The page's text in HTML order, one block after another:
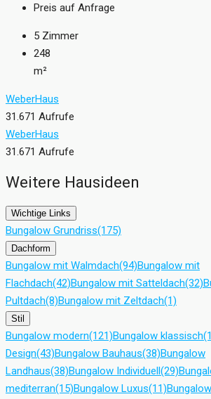
Preis auf Anfrage
5 Zimmer
248
m²
WeberHaus
31.671 Aufrufe
WeberHaus
31.671 Aufrufe
Weitere Hausideen
Wichtige Links
Bungalow Grundriss(175)
Dachform
Bungalow mit Walmdach(94)Bungalow mit
Flachdach(42)Bungalow mit Satteldach(32)
Pultdach(8)Bungalow mit Zeltdach(1)
Stil
Bungalow modern(121)Bungalow klassisch
Design(43)Bungalow Bauhaus(38)Bungalow
Landhaus(38)Bungalow Individuell(29)
mediterran(15)Bungalow Luxus(11)Bungalow